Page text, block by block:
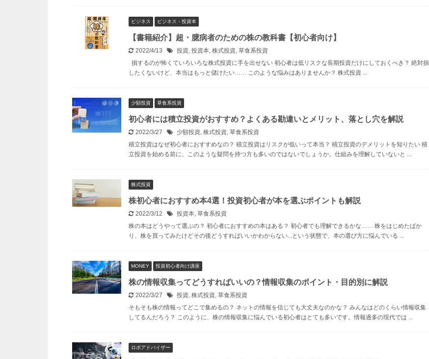
ビジネス ビジネス・投資本
【書籍紹介】超・臆病者のための株の教科書【初心者向け】
2022/4/13 投資, 投資本, 株式投資, 草食系投資
損するのが怖くていろいろな株式投資に手を出せない 初心者は低リスクな長期投資だけにしておくべき？ 絶対損
したくないけど、本当はもっと儲けたい…… このような悩みはありませんか？ 株式投資 ...
少額投資 草食系投資
初心者には積立投資がおすすめ？よくある勘違いとメリット、落とし穴を解説
2022/3/27 少額投資, 株式投資, 草食系投資
積立投資はなぜ初心者におすすめなの？ 積立投資はリスクが低いって本当？ 積立投資のデメリットを知りたい 積
立投資を始める前に、このような疑問を持つ方も多いのではないでしょうか。仕組みを理解していないと ...
株式投資
株初心者におすすめ本4選！投資初心者が本を選ぶポイントも解説
2022/3/12 投資本, 草食系投資
株の本はどうやって選ぶの？ 初心者におすすめの本はある？ 初心者でも理解できるかな…… 株をはじめたばか
り、株を買ってみたけどその後どうすればいいかわからない...という状態で、本の選び方に悩んでいる ...
MONEY 投資初心者向け講座
株の情報収集ってどうすればいいの？情報収集のポイント・目的別に解説
2022/3/27 投資, 株式投資, 草食系投資
そもそも株の情報ってどこで集めるの？ ネットの情報を信じても大丈夫なのかな？ みんなはどのくらい情報収集
してるんだろう？ このように、株の情報収集に悩んでいる初心者はとても多いです。情報過多の現代では ...
ロボアドバイザー